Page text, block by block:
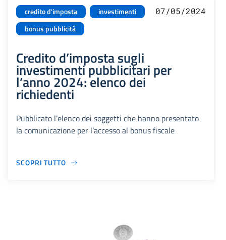
credito d'imposta
investimenti
bonus pubblicità
07/05/2024
Credito d’imposta sugli
investimenti pubblicitari per
l’anno 2024: elenco dei
richiedenti
Pubblicato l’elenco dei soggetti che hanno presentato
la comunicazione per l’accesso al bonus fiscale
SCOPRI TUTTO